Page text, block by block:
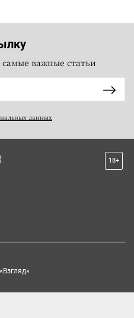
важные статьи
данных
18+